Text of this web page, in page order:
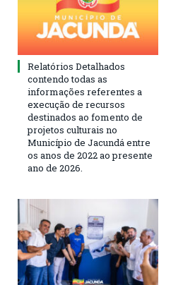
Relatórios Detalhados
contendo todas as
informações referentes a
execução de recursos
destinados ao fomento de
projetos culturais no
Município de Jacundá entre
os anos de 2022 ao presente
ano de 2026.